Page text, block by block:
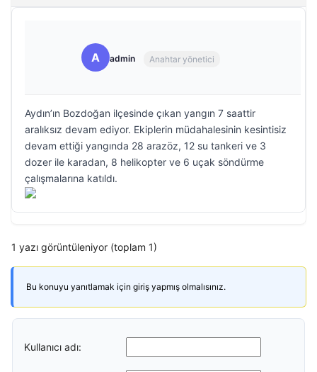
A admin Anahtar yönetici
Aydın’ın Bozdoğan ilçesinde çıkan yangın 7 saattir
aralıksız devam ediyor. Ekiplerin müdahalesinin kesintisiz
devam ettiği yangında 28 arazöz, 12 su tankeri ve 3
dozer ile karadan, 8 helikopter ve 6 uçak söndürme
çalışmalarına katıldı.
1 yazı görüntüleniyor (toplam 1)
Bu konuyu yanıtlamak için giriş yapmış olmalısınız.
Kullanıcı adı: